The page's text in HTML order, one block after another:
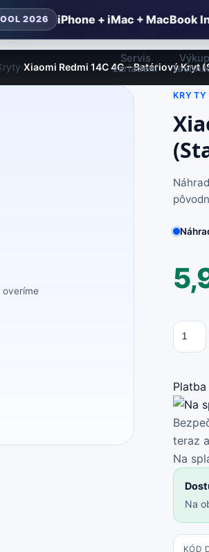
2026 iPhone + iMac + MacBook
Servis
zariadení
Výkup
›Xiaomi Redmi 14C 4G – Batériový Kryt
overíme
KRYTY
Xiaomi
14C
4G
-
Kryt
(Starry
Blue)
teraz
Na
Na
KÓD